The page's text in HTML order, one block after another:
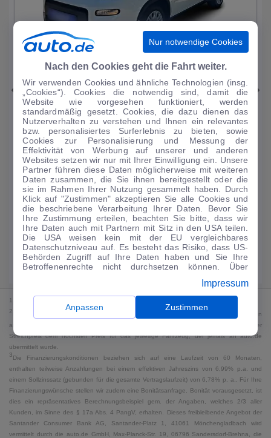
|15
Fiat Panda
1.0 Mild Hybrid Base neuwertig
1.214 km·05/2024· ·Benzin·Manuell
Finanzierung Kaufen
122€/mtl.
Guter Preis4
0 € Anzahlung ·60 Monate ·Finanzierungs-Details
Angebot anfragen Rate anpassen
Kraftstoffverbrauch komb. 6,3 l/100 km · CO₂-Emissionen komb. 145 g/km
· CO₂-Klasse E · WLTP*
1
2 Bei dem Streichpreis handelt es sich für Neufahrzeuge und junge Gebrauchte um den
an auto.de übermittelten Listenpreis. Für alle anderen Fahrzeuge entspricht der
Streichpreis dem höchsten Preis für das jeweilige Fahrzeug, der jemals an auto.de
übermittelt wurde.
3Die Finanzierungskonditionen beziehen sich auf eine Laufzeit von 60 Monaten,
enthalten teilweise Anzahlungen bei einem effektiven Jahreszins von 6,99% p.a. und
einem Sollzinssatz (gebunden für die gesamte Vertragslaufzeit) von 6,78% p. a.. Für Ihre
Finanzierungswünsche stellen wir zudem eine Bonitätsanfrage. Bonität vorausgesetzt, ist
dies ein repräsentatives Berechnungsbeispiel gem. der Angaben, welches 2/3 aller
Kunden, im Sinne des § 17a Abs. 4 PangV, erhalten. Dieses freibleibende Angebot der
Santander Consumer Bank AG, Santander-Platz 1, 41061 Mönchengladbach wird
vermittelt durch die auto.de GmbH, Max-Planck-Str. 19, 06796 Sandersdorf-Brehna, die
Nur notwendige Cookies
Nach den Cookies geht die Fahrt weiter.
Wir verwenden Cookies und ähnliche Technologien (insg.
„Cookies“). Cookies die notwendig sind, damit die
Website wie vorgesehen funktioniert, werden
standardmäßig gesetzt. Cookies, die dazu dienen das
Nutzerverhalten zu verstehen und Ihnen ein relevantes
bzw. personalisiertes Surferlebnis zu bieten, sowie
Cookies zur Personalisierung und Messung der
Effektivität von Werbung auf unserer und anderen
Websites setzen wir nur mit Ihrer Einwilligung ein. Unsere
Partner führen diese Daten möglicherweise mit weiteren
Daten zusammen, die Sie ihnen bereitgestellt oder die
sie im Rahmen Ihrer Nutzung gesammelt haben. Durch
Klick auf "Zustimmen" akzeptieren Sie alle Cookies und
die beschriebene Verarbeitung Ihrer Daten. Bevor Sie
Ihre Zustimmung erteilen, beachten Sie bitte, dass wir
Ihre Daten auch mit Partnern mit Sitz in den USA teilen.
Die USA weisen kein mit der EU vergleichbares
Datenschutzniveau auf. Es besteht das Risiko, dass US-
Behörden Zugriff auf Ihre Daten haben und Sie Ihre
Betroffenenrechte nicht durchsetzen können. Über
anpassen. Dies ist auch später jederzeit im Bereich
Cookie-Richtliniemöglich. Weitere Informationen finden
Sie in unsererDatenschutzerklärung .
Impressum
Anpassen Zustimmen